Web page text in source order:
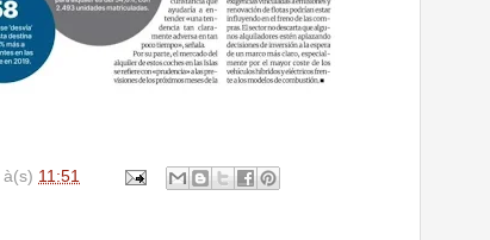
à(s) 11:51